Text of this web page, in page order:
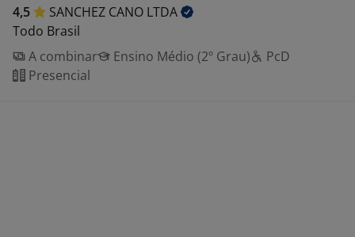
4,5 SANCHEZ CANO LTDA
Todo Brasil
A combinar
Ensino Médio (2º Grau)
PcD
Presencial